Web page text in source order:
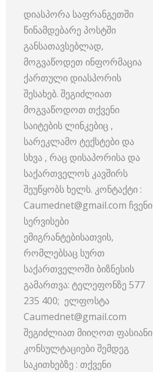
დიასპორა საფრანგეთში
წინამდებარე პოსტში
განსათავსებლად,
მოგვაწოდეთ ინფორმაცია
ქართული დიასპორის
შესახებ. შეგიძლიათ
მოგვაწოდოთ თქვენი
საიტების ლინკებიც ,
სარეკლამო ტექსტები და
სხვა , რაც დისაპორისა და
საქართველოს კავშირს
შეუწყობს ხელს. კონტაქტი :
Caumednet@gmail.com ჩვენი
სერვისები
ემიგრანტებისათვის,
რომლებსაც სურთ
საქართველოში ბიზნესის
გამართვა: ტელეფონზე 577
235 400; ელფოსტა
Caumednet@gmail.com
შეგიძლიათ მიიღოთ ფასიანი
კონსულტაციები შემდეგ
საკითხებზე : თქვენი